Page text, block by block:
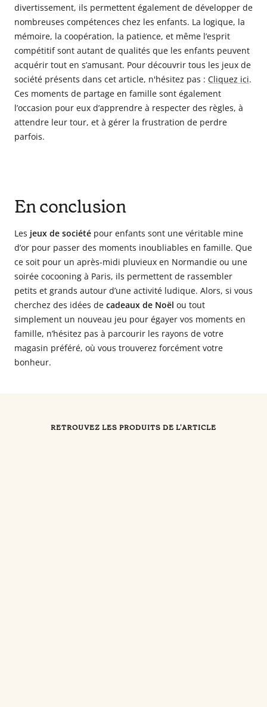
divertissement, ils permettent également de développer de
nombreuses compétences chez les enfants. La logique, la
mémoire, la coopération, la patience, et même l’esprit
compétitif sont autant de qualités que les enfants peuvent
acquérir tout en s’amusant. Pour découvrir tous les jeux de
société présents dans cet article, n'hésitez pas : Cliquez ici.
Ces moments de partage en famille sont également
l’occasion pour eux d’apprendre à respecter des règles, à
attendre leur tour, et à gérer la frustration de perdre
parfois.
En conclusion
Les jeux de société pour enfants sont une véritable mine
d’or pour passer des moments inoubliables en famille. Que
ce soit pour un après-midi pluvieux en Normandie ou une
soirée cocooning à Paris, ils permettent de rassembler
petits et grands autour d’une activité ludique. Alors, si vous
cherchez des idées de cadeaux de Noël ou tout
simplement un nouveau jeu pour égayer vos moments en
famille, n’hésitez pas à parcourir les rayons de votre
magasin préféré, où vous trouverez forcément votre
bonheur.
RETROUVEZ LES PRODUITS DE L'ARTICLE